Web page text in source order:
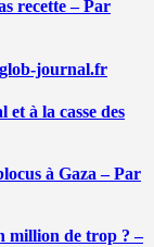
recette – Par
journal.fr
à la casse des
à Gaza – Par
million de trop ? –